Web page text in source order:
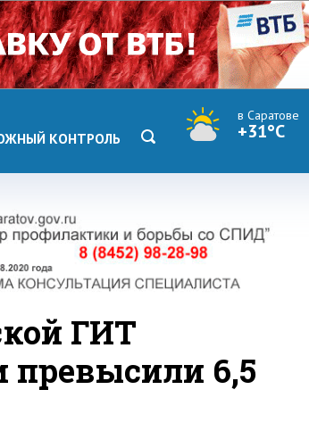
КОНТРОЛЬ
в Саратове
+31°C
ГИТ
превысили 6,5